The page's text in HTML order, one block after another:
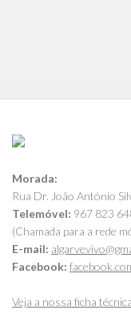
Morada:
Rua Dr. João António
Telemóvel: 967 823
(Chamada para a rede
E-mail:
Facebook:
Veja a nossa ficha técnica